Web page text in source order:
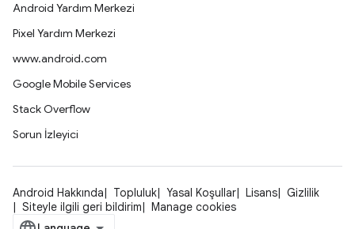
Android Yardım Merkezi
Pixel Yardım Merkezi
www.android.com
Google Mobile Services
Stack Overflow
Sorun İzleyici
Android Hakkında Topluluk Yasal Koşullar Lisans
Gizlilik
Siteyle ilgili geri bildirim
Manage cookies